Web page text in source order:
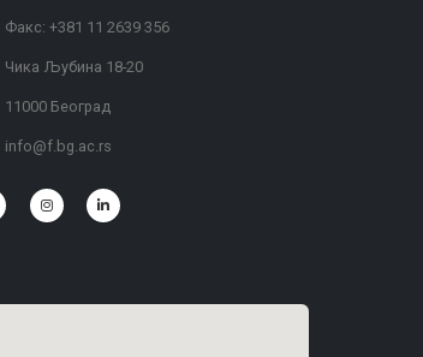
Факс: +381 11 2639 356
Чика Љубина 18-20
11000 Београд
info@f.bg.ac.rs